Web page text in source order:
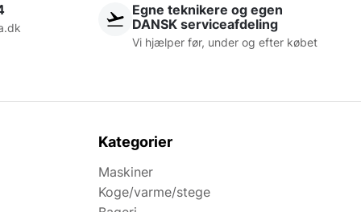
Egne teknikere og egen
DANSK serviceafdeling
Vi hjælper før, under og efter købet
Kategorier
Maskiner
Koge/varme/stege